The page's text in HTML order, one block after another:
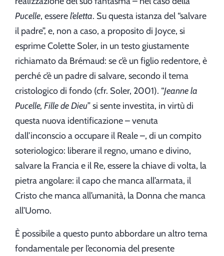
Pucelle, esserel’eletta. Su questa istanza del “salvare
il padre”, e, non a caso, a proposito di Joyce, si
esprime Colette Soler, in un testo giustamente
richiamato da Brémaud: se c’è un figlio redentore, è
perché c’è un padre di salvare, secondo il tema
cristologico di fondo (cfr. Soler, 2001). “Jeanne la
Pucelle, Fille de Dieu” si sente investita, in virtù di
questa nuova identificazione – venuta
dall’inconscio a occupare il Reale –, di un compito
soteriologico: liberare il regno, umano e divino,
salvare la Francia e il Re, essere la chiave di volta, la
pietra angolare: il capo che manca all’armata, il
Cristo che manca all’umanità, la Donna che manca
all’Uomo.
È possibile a questo punto abbordare un altro tema
fondamentale per l’economia del presente